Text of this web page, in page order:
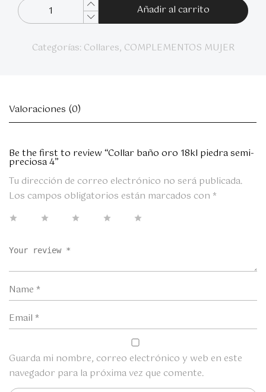
Añadir al carrito
Categorías: Collares, COMPLEMENTOS MUJER
Valoraciones (0)
Be the first to review “Collar baño oro 18kl piedra semi-
preciosa 4”
Tu dirección de correo electrónico no será publicada.
Los campos obligatorios están marcados con *
Guarda mi nombre, correo electrónico y web en este
navegador para la próxima vez que comente.